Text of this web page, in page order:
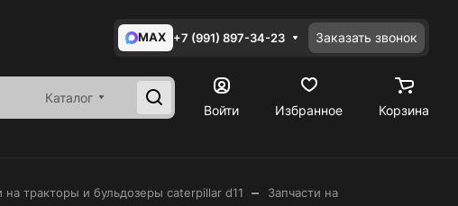
MAX +7 (991) 897-34-23 Заказать звонок
Каталог
Войти
Избранное Корзина
на тракторы и бульдозеры caterpillar d11 –
Запчасти на